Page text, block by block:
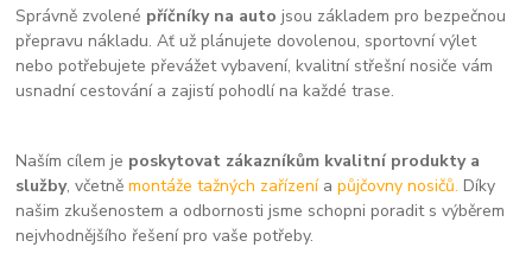
Správně zvolené příčníky na auto jsou základem pro bezpečnou
přepravu nákladu. Ať už plánujete dovolenou, sportovní výlet
nebo potřebujete převážet vybavení, kvalitní střešní nosiče vám
usnadní cestování a zajistí pohodlí na každé trase.
Naším cílem je poskytovat zákazníkům kvalitní produkty a
služby, včetněmontáže tažných zařízení apůjčovny nosičů. Díky
našim zkušenostem a odbornosti jsme schopni poradit s výběrem
nejvhodnějšího řešení pro vaše potřeby.